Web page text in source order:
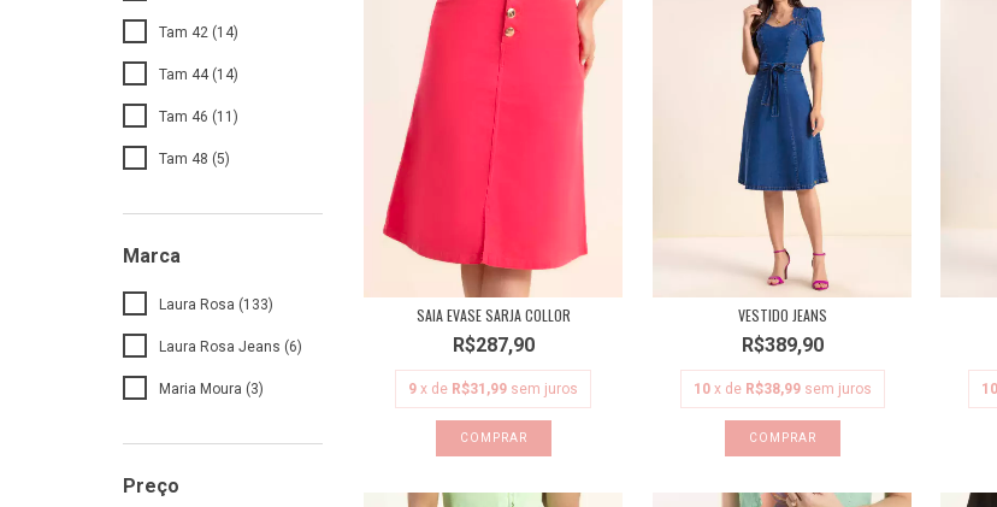
Tam 42 (14)
Tam 44 (14)
Tam 46 (11)
Tam 48 (5)
Marca
Laura Rosa (133)
Laura Rosa Jeans (6)
Maria Moura (3)
Preço
SAIA EVASE SARJA COLLOR
R$287,90
9 x de R$31,99 sem juros
COMPRAR
VESTIDO JEANS
R$389,90
10 x de R$38,99 sem juros
COMPRAR
10